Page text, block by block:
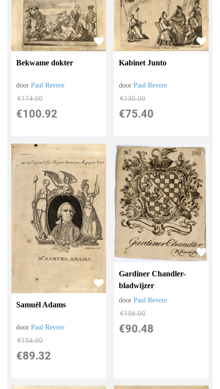
Bekwame dokter
doorPaul Revere
€174.00
€100.92
Kabinet Junto
doorPaul Revere
€130.00
€75.40
Samuël Adams
doorPaul Revere
€154.00
€89.32
Gardiner Chandler-
bladwijzer
doorPaul Revere
€156.00
€90.48